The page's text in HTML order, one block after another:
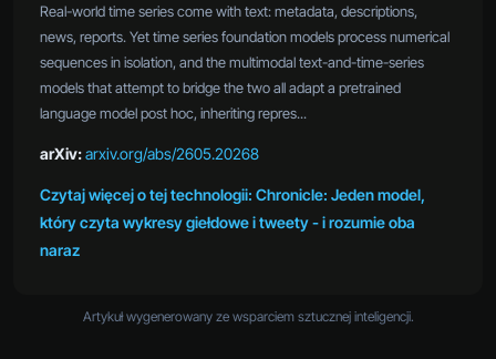
Real-world time series come with text: metadata, descriptions,
news, reports. Yet time series foundation models process numerical
sequences in isolation, and the multimodal text-and-time-series
models that attempt to bridge the two all adapt a pretrained
language model post hoc, inheriting repres...
arXiv:arxiv.org/abs/2605.20268
Czytaj więcej o tej technologii: Chronicle: Jeden model,
który czyta wykresy giełdowe i tweety - i rozumie oba
naraz
Artykuł wygenerowany ze wsparciem sztucznej inteligencji.